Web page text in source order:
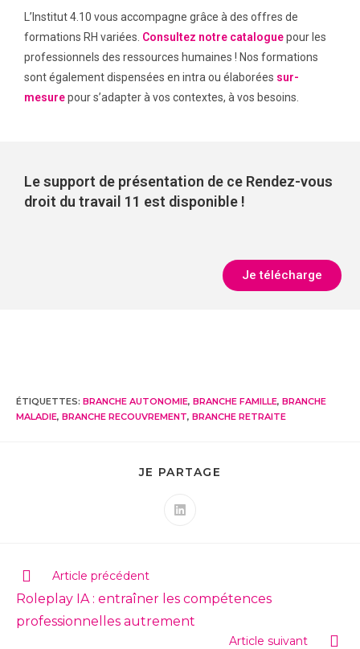
L’Institut 4.10 vous accompagne grâce à des offres de
formations RH variées. Consultez notre cataloguepour les
professionnels des ressources humaines ! Nos formations
sont également dispensées en intra ou élaborées sur-
mesurepour s’adapter à vos contextes, à vos besoins.
Le support de présentation de ce Rendez-vous
droit du travail 11 est disponible !
Je télécharge
ÉTIQUETTES: BRANCHE AUTONOMIE, BRANCHE FAMILLE, BRANCHE
MALADIE, BRANCHE RECOUVREMENT, BRANCHE RETRAITE
JE PARTAGE
Article précédent
Roleplay IA : entraîner les compétences
professionnelles autrement
Article suivant